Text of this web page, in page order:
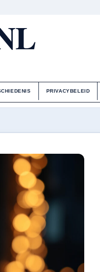
PRIVACYBELEID